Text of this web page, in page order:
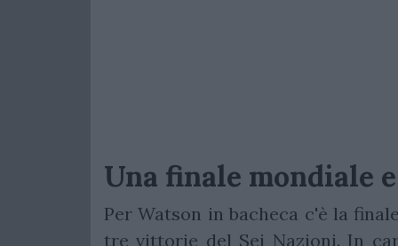
Una finale mondiale
Per Watson in bacheca c'è la
tre vittorie del Sei Nazioni. In